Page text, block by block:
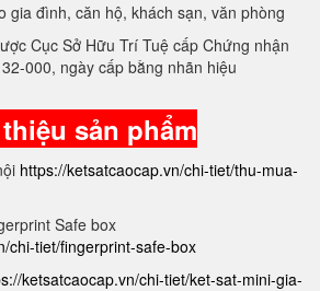
gia đình, căn hộ, khách sạn, văn phòng
Cục Sở Hữu Trí Tuệ cấp Chứng nhận
000, ngày cấp bằng nhãn hiệu
sản phẩm
https://ketsatcaocap.vn/chi-tiet/thu-mua-
Safe box
chi-tiet/fingerprint-safe-box
ketsatcaocap.vn/chi-tiet/ket-sat-mini-gia-